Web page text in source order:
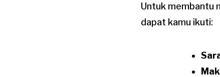
Untuk membantu
dapat kamu ikuti: